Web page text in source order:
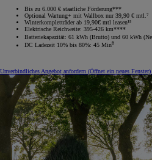
Bis zu 6.000 € staatliche Förderung***
Optional Wartung+ mit Wallbox nur 39,90 € mtl.⁷
Winterkompletträder ab 19,90€ mtl leasen¹⁵
Elektrische Reichweite: 395-426 km****
Batteriekapazität: 61 kWh (Brutto) und 60 kWh
DC Ladezeit 10% bis 80%: 45 Min6
Unverbindliches Angebot anfordern (Öffnet ein neues Fenster)